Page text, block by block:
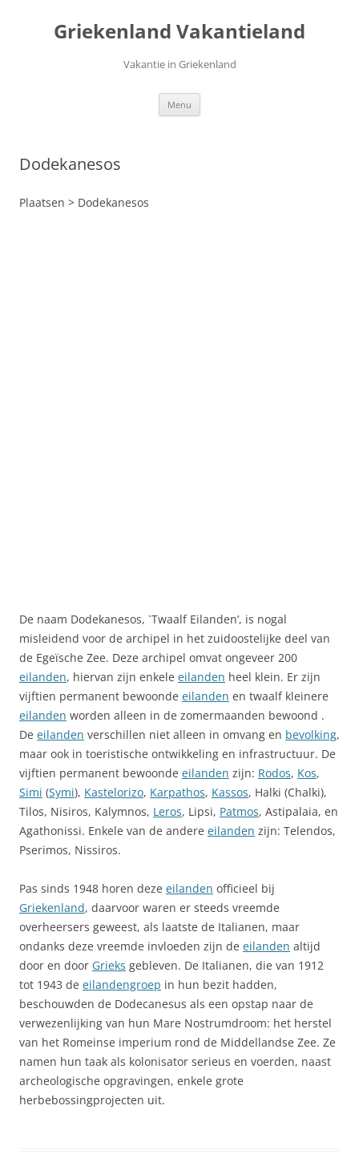
inhoudGriekenland Vakantieland
Vakantie in Griekenland
Menu
Dodekanesos
Plaatsen > Dodekanesos
De naam Dodekanesos, `Twaalf Eilanden’, is nogal
misleidend voor de archipel in het zuidoostelijke deel van
de Egeïsche Zee. Deze archipel omvat ongeveer 200
eilanden, hiervan zijn enkele eilanden heel klein. Er zijn
vijftien permanent bewoonde eilanden en twaalf kleinere
eilanden worden alleen in de zomermaanden bewoond .
De eilanden verschillen niet alleen in omvang en bevolking,
maar ook in toeristische ontwikkeling en infrastructuur. De
vijftien permanent bewoonde eilanden zijn: Rodos, Kos,
Simi (Symi), Kastelorizo, Karpathos, Kassos, Halki (Chalki),
Tilos, Nisiros, Kalymnos, Leros, Lipsi, Patmos, Astipalaia, en
Agathonissi. Enkele van de andere eilanden zijn: Telendos,
Pserimos, Nissiros.
Pas sinds 1948 horen deze eilanden officieel bij
Griekenland, daarvoor waren er steeds vreemde
overheersers geweest, als laatste de Italianen, maar
ondanks deze vreemde invloeden zijn de eilanden altijd
door en door Grieks gebleven. De Italianen, die van 1912
tot 1943 de eilandengroep in hun bezit hadden,
beschouwden de Dodecanesus als een opstap naar de
verwezenlijking van hun Mare Nostrumdroom: het herstel
van het Romeinse imperium rond de Middellandse Zee. Ze
namen hun taak als kolonisator serieus en voerden, naast
archeologische opgravingen, enkele grote
herbebossingprojecten uit.